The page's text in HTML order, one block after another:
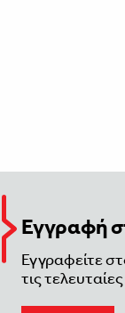
Εγγραφή
Εγγραφείτε
τις